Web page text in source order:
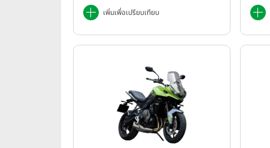
เพิ่มเพื่อเปรียบเทียบ